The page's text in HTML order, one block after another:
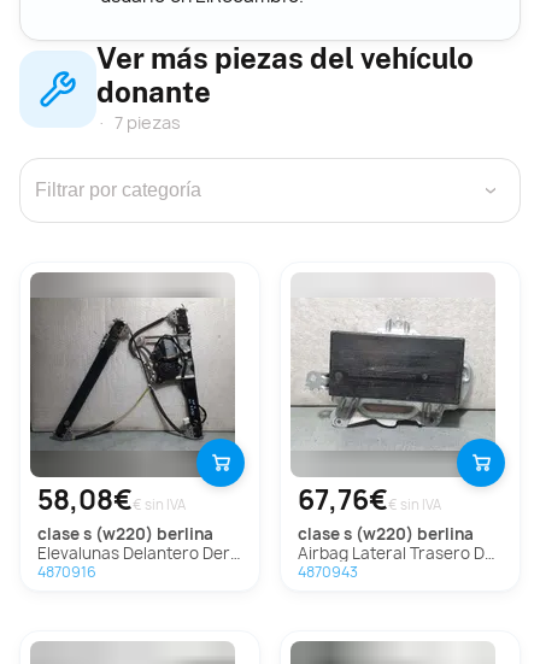
Ver más piezas del vehículo
donante
7 piezas
›
58,08€€ sin IVA
clase s (w220) berlina
Elevalunas Delantero Derecho Para Mercedes Clase S Berlina
4870916
67,76€€ sin IVA
clase s (w220) berlina
Airbag Lateral Trasero Derecho Para Mercedes Clase S Berlina
4870943